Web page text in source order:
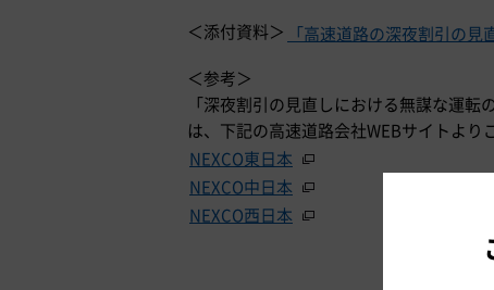
＜添付資料＞
「高速道路の深夜割引の見
＜参考＞
「深夜割引の見直しにおける無謀な運
は、下記の高速道路会社WEBサイトより
NEXCO東日本
NEXCO中日本
NEXCO西日本